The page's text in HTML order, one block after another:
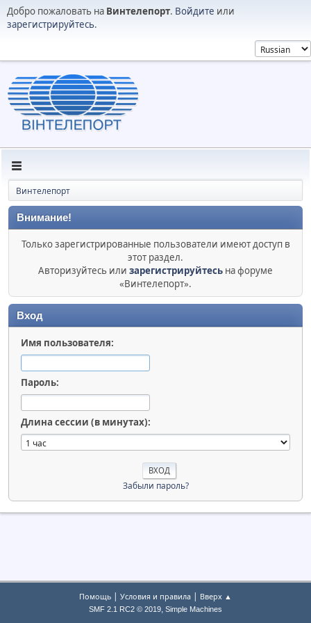
Добро пожаловать на Винтелепорт. Войдите или
зарегистрируйтесь.
Винтелепорт
Внимание!
Только зарегистрированные пользователи имеют доступ в
этот раздел.
Авторизуйтесь или зарегистрируйтесь на форуме
«Винтелепорт».
Вход
Имя пользователя:
Пароль:
Длина сессии (в минутах):
Забыли пароль?
Помощь | Условия и правила | Вверх ▲
SMF 2.1 RC2 © 2019, Simple Machines